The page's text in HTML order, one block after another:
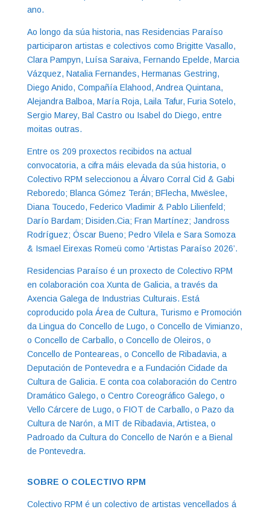
ano.
Ao longo da súa historia, nas Residencias Paraíso
participaron artistas e colectivos como Brigitte Vasallo,
Clara Pampyn, Luísa Saraiva, Fernando Epelde, Marcia
Vázquez, Natalia Fernandes, Hermanas Gestring,
Diego Anido, Compañía Elahood, Andrea Quintana,
Alejandra Balboa, María Roja, Laila Tafur, Furia Sotelo,
Sergio Marey, Bal Castro ou Isabel do Diego, entre
moitas outras.
Entre os 209 proxectos recibidos na actual
convocatoria, a cifra máis elevada da súa historia, o
Colectivo RPM seleccionou a Álvaro Corral Cid & Gabi
Reboredo; Blanca Gómez Terán; BFlecha, Mwëslee,
Diana Toucedo, Federico Vladimir & Pablo Lilienfeld;
Darío Bardam; Disiden.Cia; Fran Martínez; Jandross
Rodríguez; Óscar Bueno; Pedro Vilela e Sara Somoza
& Ismael Eirexas Romeü como ‘Artistas Paraíso 2026’.
Residencias Paraíso é un proxecto de Colectivo RPM
en colaboración coa Xunta de Galicia, a través da
Axencia Galega de Industrias Culturais. Está
coproducido pola Área de Cultura, Turismo e Promoción
da Lingua do Concello de Lugo, o Concello de Vimianzo,
o Concello de Carballo, o Concello de Oleiros, o
Concello de Ponteareas, o Concello de Ribadavia, a
Deputación de Pontevedra e a Fundación Cidade da
Cultura de Galicia. E conta coa colaboración do Centro
Dramático Galego, o Centro Coreográfico Galego, o
Vello Cárcere de Lugo, o FIOT de Carballo, o Pazo da
Cultura de Narón, a MIT de Ribadavia, Artistea, o
Padroado da Cultura do Concello de Narón e a Bienal
de Pontevedra.
SOBRE O COLECTIVO RPM
Colectivo RPM é un colectivo de artistas vencellados á